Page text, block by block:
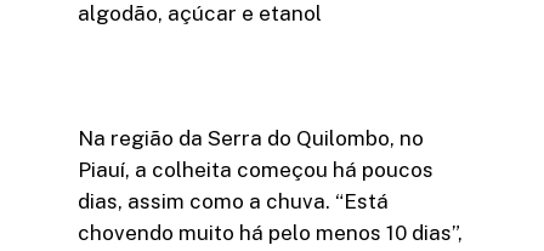
algodão, açúcar e etanol
Na região da Serra do Quilombo, no
Piauí, a colheita começou há poucos
dias, assim como a chuva. “Está
chovendo muito há pelo menos 10 dias”,